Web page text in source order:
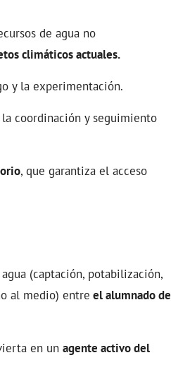
de agua no
climáticos actuales.
y la experimentación.
coordinación y seguimiento
, que garantiza el acceso
(captación, potabilización,
al medio) entre el alumnado de
en un agente activo del